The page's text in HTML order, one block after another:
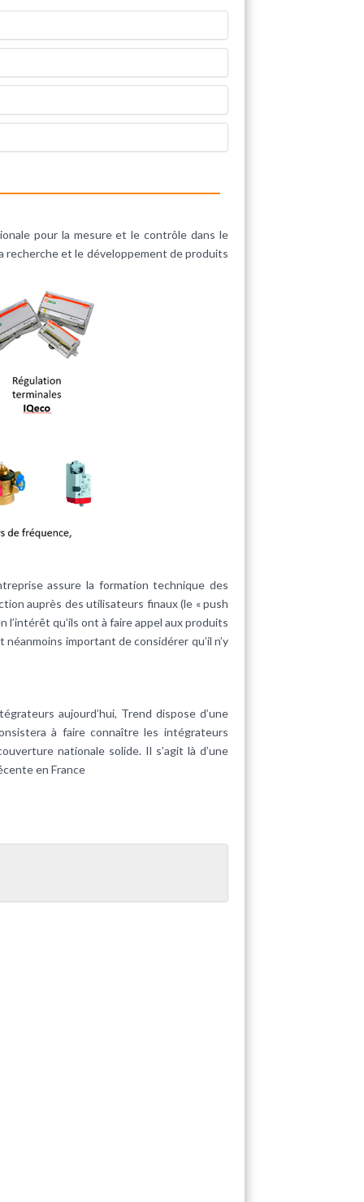
pour la mesure et le contrôle dans le
recherche et le développement de produits
assure la formation technique des
auprès des utilisateurs finaux (le « push
l’intérêt qu’ils ont à faire appel aux produits
important de considérer qu’il n’y
aujourd’hui, Trend dispose d’une
à faire connaître les intégrateurs
nationale solide. Il s’agit là d’une
en France